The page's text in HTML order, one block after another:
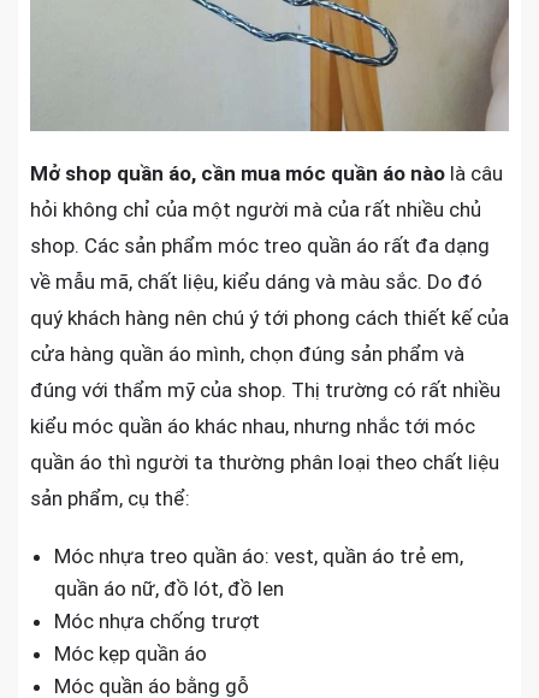
Mở shop quần áo, cần mua móc quần áo nào là câu
hỏi không chỉ của một người mà của rất nhiều chủ
shop. Các sản phẩm móc treo quần áo rất đa dạng
về mẫu mã, chất liệu, kiểu dáng và màu sắc. Do đó
quý khách hàng nên chú ý tới phong cách thiết kế của
cửa hàng quần áo mình, chọn đúng sản phẩm và
đúng với thẩm mỹ của shop. Thị trường có rất nhiều
kiểu móc quần áo khác nhau, nhưng nhắc tới móc
quần áo thì người ta thường phân loại theo chất liệu
sản phẩm, cụ thể:
Móc nhựa treo quần áo: vest, quần áo trẻ em,
quần áo nữ, đồ lót, đồ len
Móc nhựa chống trượt
Móc kẹp quần áo
Móc quần áo bằng gỗ